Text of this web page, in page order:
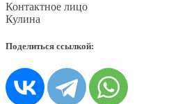
Контактное лицо
Кулина
Поделиться ссылкой: